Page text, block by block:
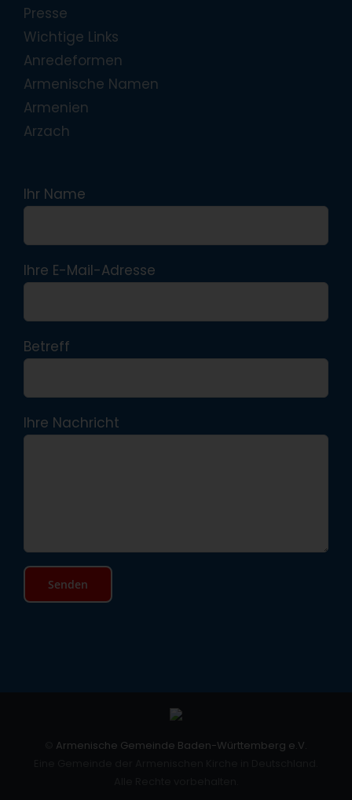
Presse
Wichtige Links
Anredeformen
Armenische Namen
Armenien
Arzach
Ihr Name
Ihre E-Mail-Adresse
Betreff
Ihre Nachricht
Armenische Gemeinde Baden-Württemberg e.V.